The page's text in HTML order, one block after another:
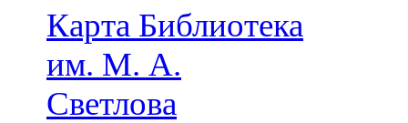
Карта Библиотека
им. М. А.
Светлова